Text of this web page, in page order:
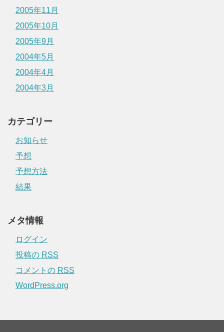
2005年11月
2005年10月
2005年9月
2004年5月
2004年4月
2004年3月
カテゴリー
お知らせ
予想
予想方法
結果
メタ情報
ログイン
投稿の RSS
コメントの RSS
WordPress.org